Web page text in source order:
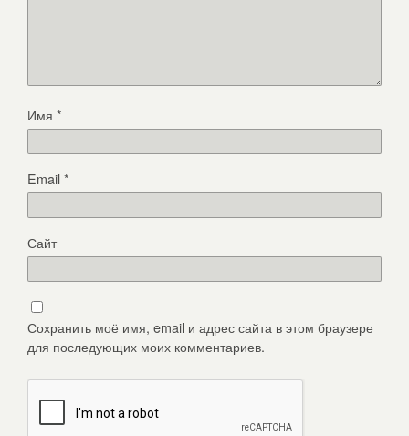
Имя *
Email*
Сайт
Сохранить моё имя, email и адрес сайта в этом браузере
для последующих моих комментариев.